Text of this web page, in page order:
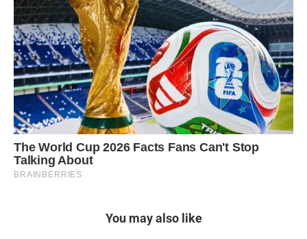
You may also like